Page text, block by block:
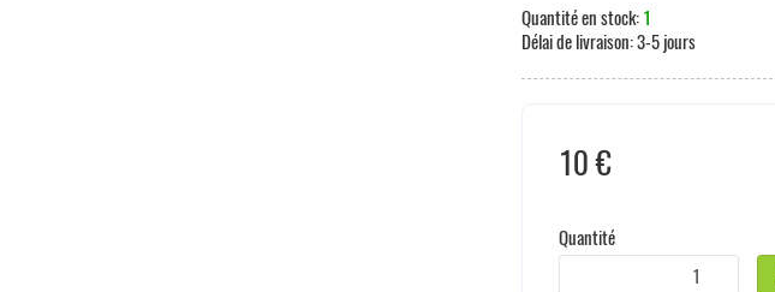
Quantité en stock: 1
Délai de livraison:3-5 jours
10 €
Quantité